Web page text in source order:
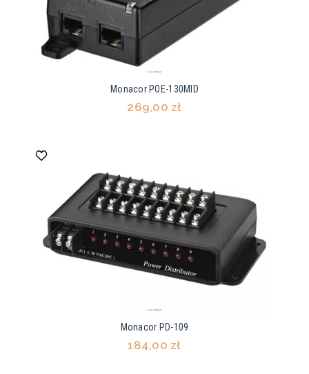
Monacor POE-130MID
269,00 zł
Monacor PD-109
184,00 zł